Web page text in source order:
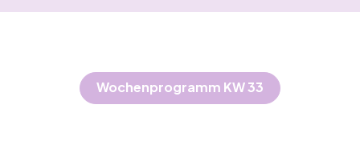
Wochenprogramm KW 33